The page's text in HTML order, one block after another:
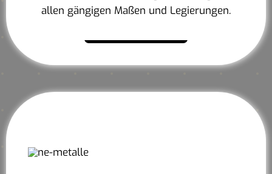
allen gängigen Maßen und Legierungen.